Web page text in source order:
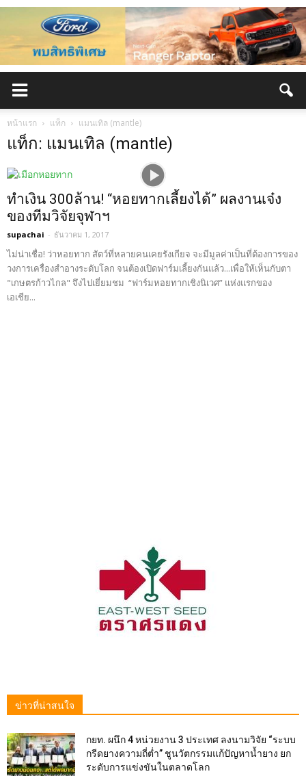
หน้าแรก แท็ก แมนเทิล (mantle)
แท็ก: แมนเทิล (mantle)
ทำเงิน 300ล้าน! “หอยทากเลี้ยงได้” ผลงานเจ๋ง
ของทีมวิจัยจุฬาฯ
supachai - ธันวาคม 1, 2017
ไม่น่าเชื่อ! ว่าหอยทาก สัตว์ที่หลายคนเคยรังเกียจ จะมีมูลค่าเป็นที่ต้องการของ
วงการเครื่องสำอางระดับโลก จนต้องเปิดฟาร์มเลี้ยงกันแล้ว...เพื่อให้เห็นกับตา
"เกษตรก้าวไกล" จึงไปเยี่ยมชม “ฟาร์มหอยทากเชิงนิเวศ” แห่งแรกของ
เอเชีย...
ข่าวที่น่าสนใจ
กยท. ผนึก 4 หน่วยงาน 3 ประเทศ ลงนามวิจัย “ระบบ
กรีดยางความถี่ต่ำ” ชูนวัตกรรมแก้ปัญหาน้ำยาง ยก
ระดับการแข่งขันในตลาดโลก